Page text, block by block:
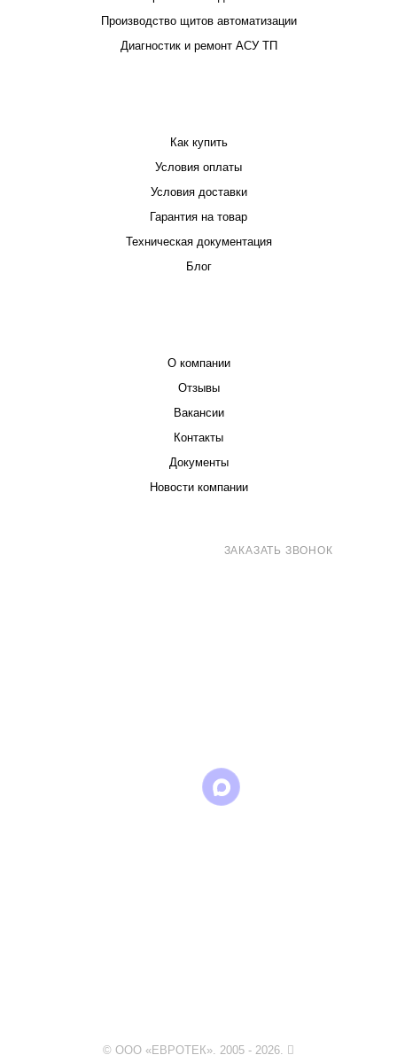
Производство щитов автоматизации
Диагностик и ремонт АСУ ТП
Как купить
Условия оплаты
Условия доставки
Гарантия на товар
Техническая документация
Блог
О компании
Отзывы
Вакансии
Контакты
Документы
Новости компании
ЗАКАЗАТЬ ЗВОНОК
© ООО «ЕВРОТЕК». 2005 - 2026.